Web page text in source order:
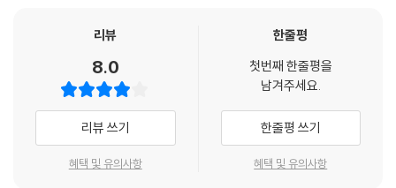
가치를 요리하다 ㆍ 제이미 올리버와 피프틴 재단
웹으로 세상을 바꾸다
시상 제도가 만드는 세상
15장 스코틀랜드에 부는 사회 혁신의 바람
세상을 바꾸는 야심찬 여자들
경제적 박탈이 오래 지속된 포플러 지역에서 사회적, 도시적, 경제적 재생
사업을 지원하는 역할을 한다. 법적으로는 비영리 단체고 등록된 자선 단
체다. 이런 단체에 지방 정부가 자산을 넘겨 스스로 소유하고 관리하도록
하는 게 신기하다. 지역 사회와 주민들을 위해 시민단체가 훨씬 더 효과적
으로, 더 친밀하게 관리할 수 있다는 사실을 인정하는 것이 아닐까?---p.1
육하고, 이 아이들의 취업을 돕는 것이다. 피프틴은 세계 각국에 지점을 두
제를 해결하고 있다. 제이미 올리버는 자신의 영역에서 음식이라는 키워드
를 통해 새로운 ‘가치’를 요리하고 있는 것이다.
영국 사회에는 지금, 이런 ‘사회적 요리사’들이 활약하는 새로운 생태계가
만들어지고 있다. 전통적으로 정부의 구실로 여겨온 빈곤 해소, 사회 통합
리뷰
8.0
리뷰 쓰기
혜택 및 유의사항
한줄평
첫번째 한줄평을
남겨주세요.
한줄평 쓰기
혜택 및 유의사항